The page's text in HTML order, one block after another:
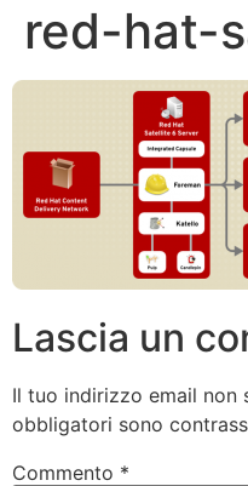
red-hat-
Lascia un
Il tuo indirizzo email non
obbligatori sono
Commento *